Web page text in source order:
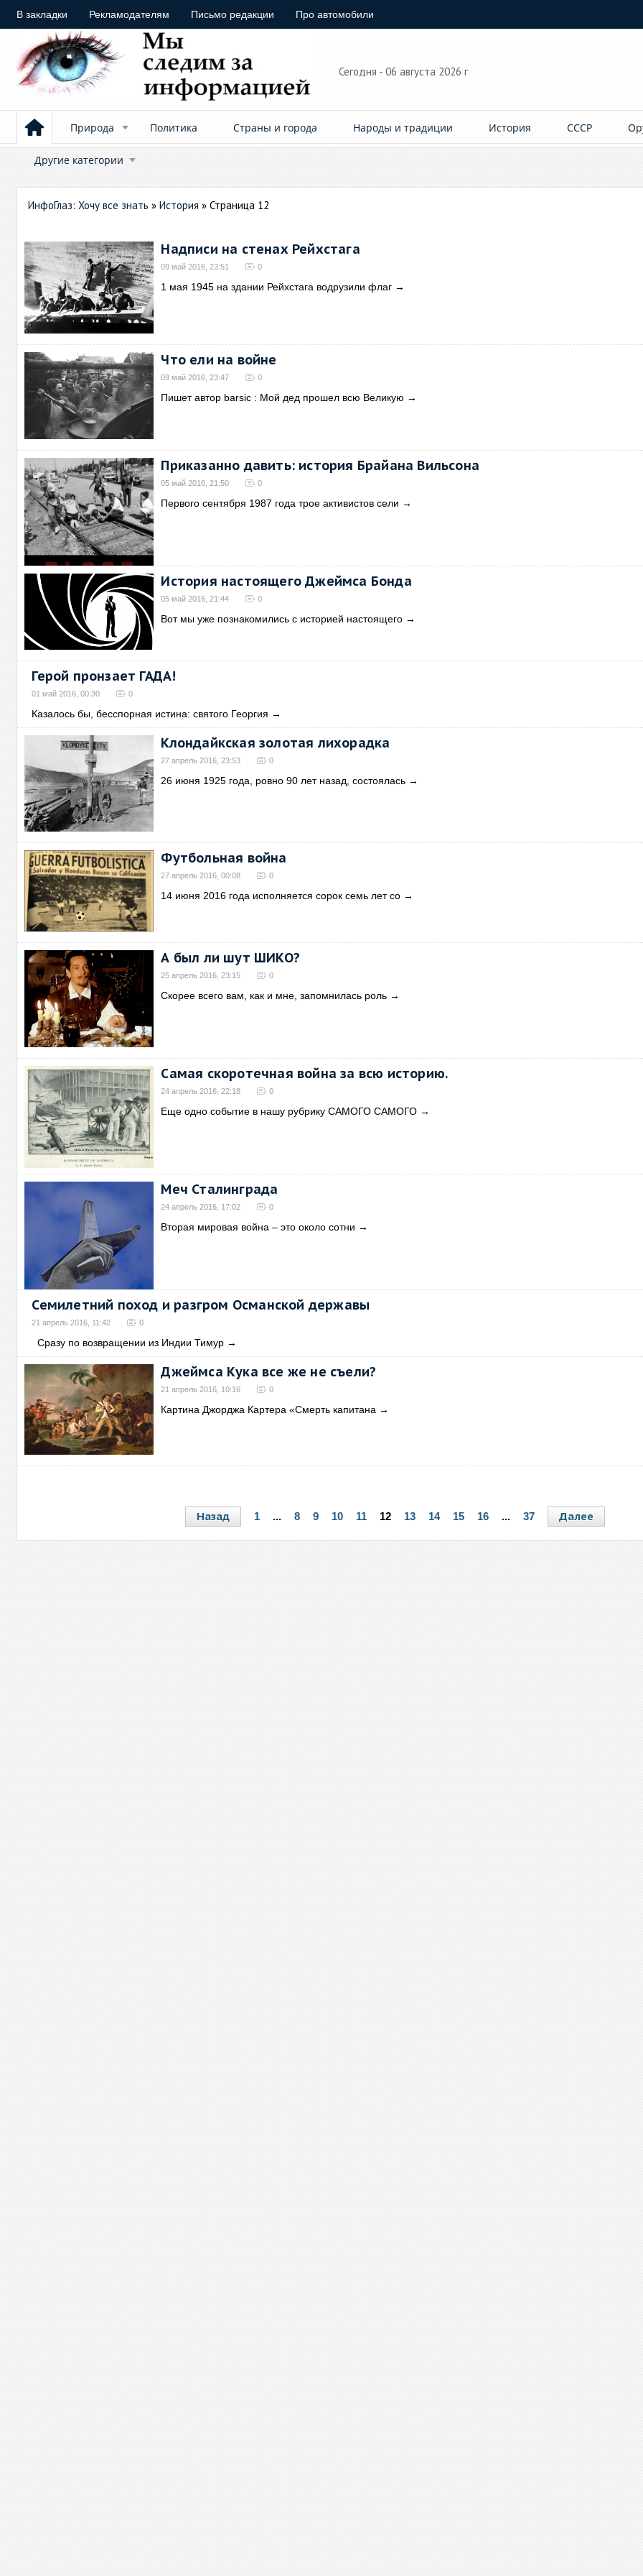
В закладки Рекламодателям Письмо редакции Про автомобили
Сегодня - 06 августа 2026 г
Природа Политика Страны и города Народы и традиции История СССР
Другие категории
ИнфоГлаз: Хочу все знать »История » Страница 12
Надписи на стенах Рейхстага
09 май 2016, 23:51 0
1 мая 1945 на здании Рейхстага водрузили флаг →
Что ели на войне
09 май 2016, 23:47 0
Пишет автор barsic : Мой дед прошел всю Великую →
Приказанно давить: история Брайана Вильсона
05 май 2016, 21:50 0
Первого сентября 1987 года трое активистов сели →
История настоящего Джеймса Бонда
05 май 2016, 21:44 0
Вот мы уже познакомились с историей настоящего →
Герой пронзает ГАДА!
01 май 2016, 00:30 0
Казалось бы, бесспорная истина: святого Георгия →
Клондайкская золотая лихорадка
27 апрель 2016, 23:53 0
26 июня 1925 года, ровно 90 лет назад, состоялась →
Футбольная война
27 апрель 2016, 00:08 0
14 июня 2016 года исполняется сорок семь лет со →
А был ли шут ШИКО?
25 апрель 2016, 23:15 0
Скорее всего вам, как и мне, запомнилась роль →
Самая скоротечная война за всю историю.
24 апрель 2016, 22:18 0
Еще одно событие в нашу рубрику САМОГО САМОГО →
Меч Сталинграда
24 апрель 2016, 17:02 0
Вторая мировая война – это около сотни →
Семилетний поход и разгром Османской державы
21 апрель 2016, 11:42 0
Сразу по возвращении из Индии Тимур →
Джеймса Кука все же не съели?
21 апрель 2016, 10:16 0
Картина Джорджа Картера «Смерть капитана →
Назад 1 ... 8 9 10 11 12 13 14 15 16 ... 37 Далее